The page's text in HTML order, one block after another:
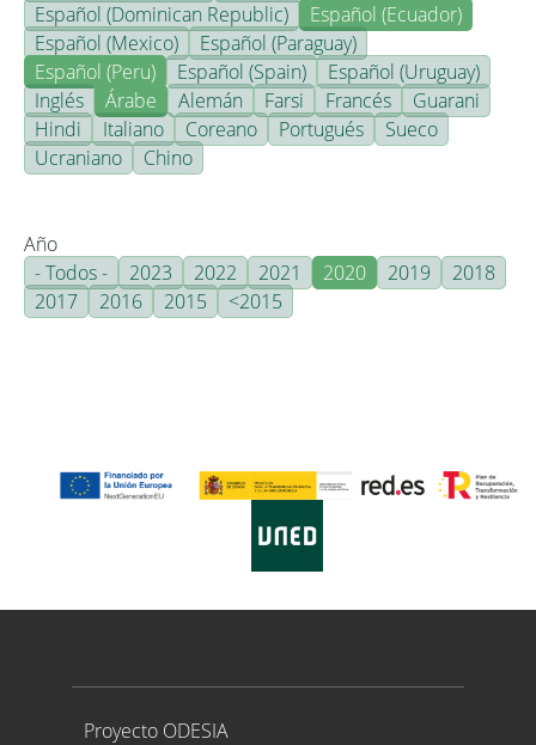
Español (Dominican Republic)
Español (Ecuador)
Español (Mexico)
Español (Paraguay)
Español (Peru)
Español (Spain)
Español (Uruguay)
Inglés
Árabe Alemán Farsi Francés
Guarani
Hindi
Italiano Coreano Portugués
Sueco
Ucraniano
Chino
Año
- Todos -
2023 2022 2021 2020 2019
2018
2017
2016 2015 <2015
Proyecto ODESIA
Proyecto ODESIA